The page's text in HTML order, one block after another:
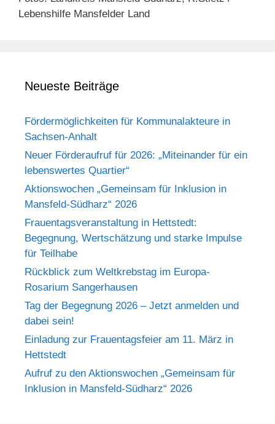
Lebenshilfe Mansfelder Land
Neueste Beiträge
Fördermöglichkeiten für Kommunalakteure in
Sachsen-Anhalt
Neuer Förderaufruf für 2026: „Miteinander für ein
lebenswertes Quartier“
Aktionswochen „Gemeinsam für Inklusion in
Mansfeld-Südharz“ 2026
Frauentagsveranstaltung in Hettstedt:
Begegnung, Wertschätzung und starke Impulse
für Teilhabe
Rückblick zum Weltkrebstag im Europa-
Rosarium Sangerhausen
Tag der Begegnung 2026 – Jetzt anmelden und
dabei sein!
Einladung zur Frauentagsfeier am 11. März in
Hettstedt
Aufruf zu den Aktionswochen „Gemeinsam für
Inklusion in Mansfeld-Südharz“ 2026